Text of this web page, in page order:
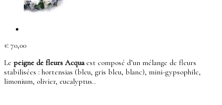
€ 70,00
Le peigne de fleurs Acqua est composé d’un mélange de fleurs
stabilisées : hortensias (bleu, gris bleu, blanc), mini-gypsophile,
limonium, olivier, eucalyptus..